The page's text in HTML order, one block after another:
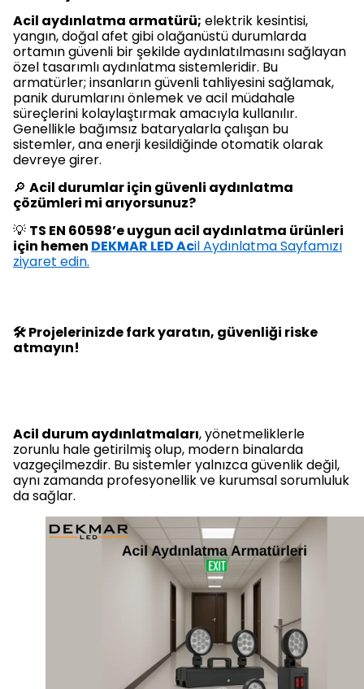
Acil aydınlatma armatürü; elektrik kesintisi,
yangın, doğal afet gibi olağanüstü durumlarda
ortamın güvenli bir şekilde aydınlatılmasını sağlayan
özel tasarımlı aydınlatma sistemleridir. Bu
armatürler; insanların güvenli tahliyesini sağlamak,
panik durumlarını önlemek ve acil müdahale
süreçlerini kolaylaştırmak amacıyla kullanılır.
Genellikle bağımsız bataryalarla çalışan bu
sistemler, ana enerji kesildiğinde otomatik olarak
devreye girer.
🔎 Acil durumlar için güvenli aydınlatma
çözümleri mi arıyorsunuz?
💡 TS EN 60598’e uygun acil aydınlatma ürünleri
için hemen DEKMAR LED Acil Aydınlatma Sayfamızı
ziyaret edin.
🛠️ Projelerinizde fark yaratın, güvenliği riske
atmayın!
Acil durum aydınlatmaları, yönetmeliklerle
zorunlu hale getirilmiş olup, modern binalarda
vazgeçilmezdir. Bu sistemler yalnızca güvenlik değil,
aynı zamanda profesyonellik ve kurumsal sorumluluk
da sağlar.